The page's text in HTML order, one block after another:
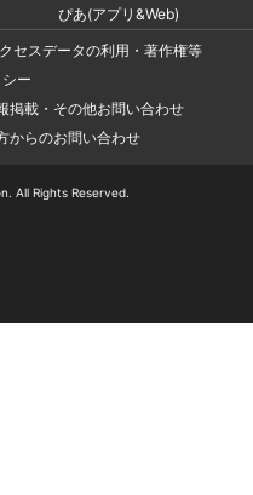
ぴあ(アプリ&Web)
セスデータの利用・著作権等
ー
掲載・その他お問い合わせ
からのお問い合わせ
All Rights Reserved.